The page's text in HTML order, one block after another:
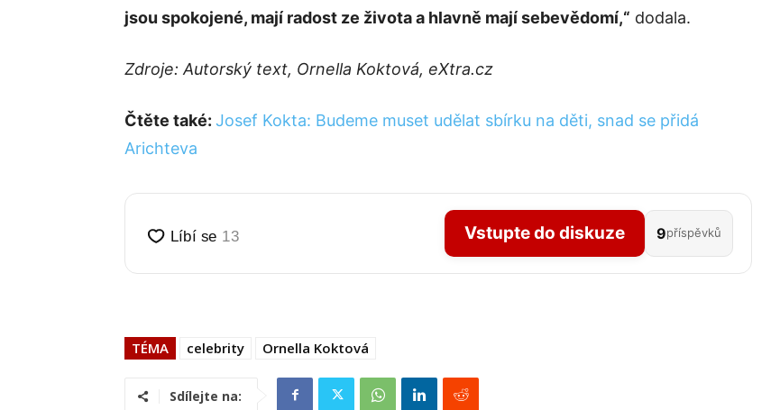
jsou spokojené, mají radost ze života a hlavně mají sebevědomí,“ dodala.
Zdroje: Autorský text, Ornella Koktová, eXtra.cz
Čtěte také: Josef Kokta: Budeme muset udělat sbírku na děti, snad se přidá
Arichteva
Vstupte do diskuze 9příspěvků
TÉMA celebrity Ornella Koktová
Sdílejte na: